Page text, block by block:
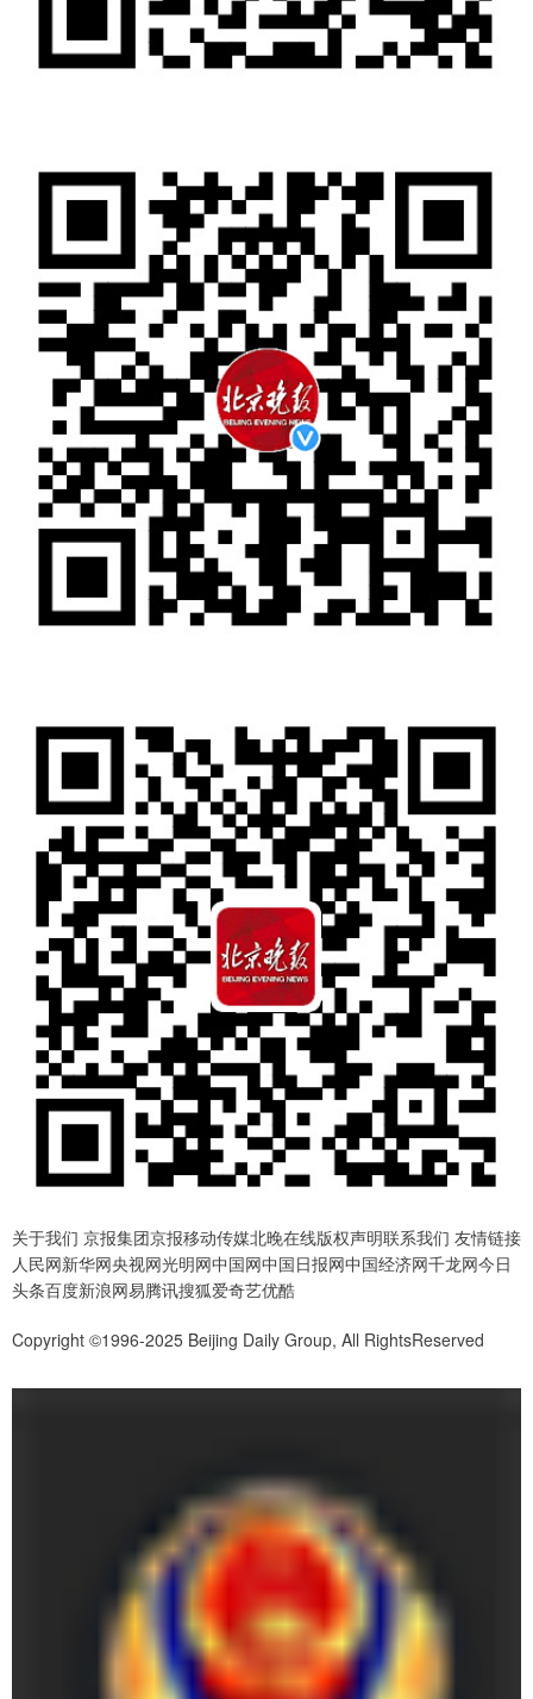
关于我们 京报集团京报移动传媒北晚在线版权声明联系我们 友情链接
人民网新华网央视网光明网中国网中国日报网中国经济网千龙网今日
头条百度新浪网易腾讯搜狐爱奇艺优酷
Copyright ©1996-2025 Beijing Daily Group, All RightsReserved